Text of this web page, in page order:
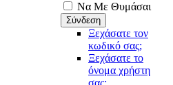
Να Με Θυμάσαι
Ξεχάσατε τον
κωδικό σας;
Ξεχάσατε το
όνομα χρήστη